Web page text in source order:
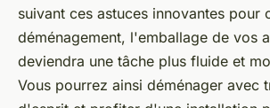
suivant ces astuces innovantes pour
déménagement, l'emballage de vos
deviendra une tâche plus fluide et
Vous pourrez ainsi déménager avec